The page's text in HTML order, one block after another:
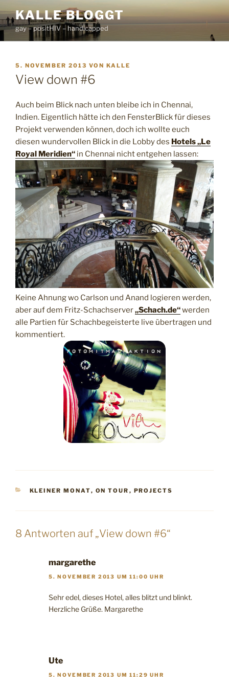
Inhalt
springen
KALLE BLOGGT
gay – positHIV – handicapped
VERÖFFENTLICHT
AM
5. NOVEMBER 2013 VON KALLE
View down #6
Auch beim Blick nach unten bleibe ich in Chennai,
Indien. Eigentlich hätte ich den FensterBlick für dieses
Projekt verwenden können, doch ich wollte euch
diesen wundervollen Blick in die Lobby des Hotels „Le
Royal Meridien“ in Chennai nicht entgehen lassen:
Keine Ahnung wo Carlson und Anand logieren werden,
aber auf dem Fritz-Schachserver„Schach.de“werden
alle Partien für Schachbegeisterte live übertragen und
kommentiert.
KATEGORIEN
KLEINER MONAT, ON TOUR , PROJECTS
8 Antworten auf „View down #6“
margarethe
5. NOVEMBER 2013 UM 11:00 UHR
Sehr edel, dieses Hotel, alles blitzt und blinkt.
Herzliche Grüße. Margarethe
Ute
5. NOVEMBER 2013 UM 11:29 UHR